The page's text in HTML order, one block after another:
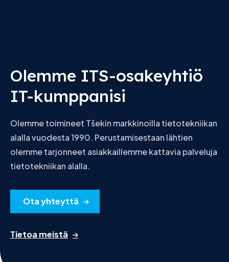
Olemme ITS-osakeyhtiö
IT-kumppanisi
Olemme toimineet Tšekin markkinoilla tietotekniikan
alalla vuodesta 1990. Perustamisestaan lähtien
olemme tarjonneet asiakkaillemme kattavia palveluja
tietotekniikan alalla.
Ota yhteyttä
Tietoa meistä